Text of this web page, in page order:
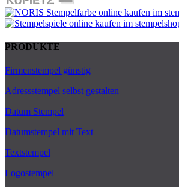
PRODUKTE
Firmenstempel günstig
Adressstempel selbst gestalten
Datum Stempel
Datumstempel mit Text
Textstempel
Logostempel